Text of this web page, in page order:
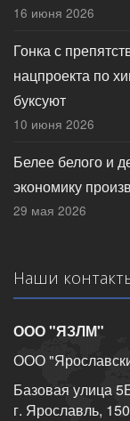
16 июня 2026
Гонка с
нацпроекта по
буксуют
10 июня 2026
Белее белого и
экономику
29 мая 2026
Наши
ООО "ЯЗЛМ"
ООО
Базовая улица
г. Ярославль,